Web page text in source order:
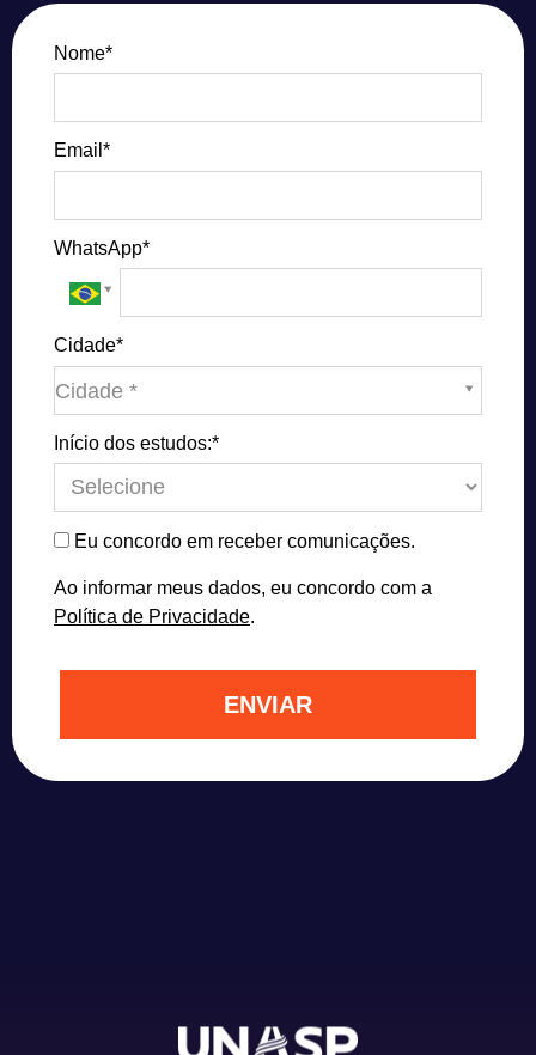
Nome*
Email*
WhatsApp*
Cidade*
Cidade *
Cidade*
Início dos estudos:*
Eu concordo em receber comunicações.
Ao informar meus dados, eu concordo com a
Política de Privacidade.
ENVIAR